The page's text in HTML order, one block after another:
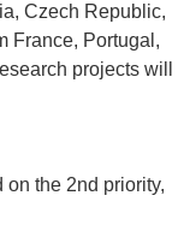
Czech Republic,
France, Portugal,
projects will
the 2nd priority,